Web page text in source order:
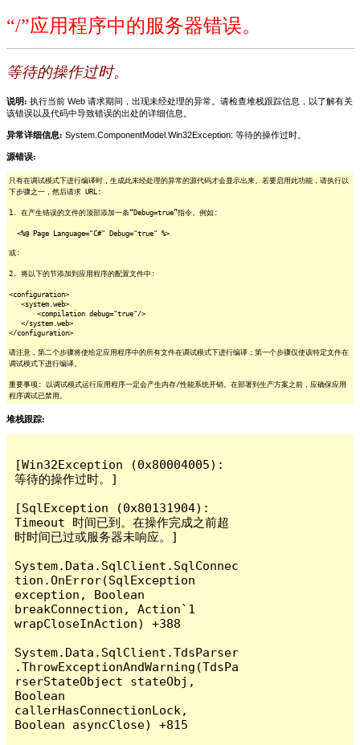
“/”应用程序中的服务器错误。
等待的操作过时。
说明: 执行当前 Web 请求期间，出现未经处理的异常。请检查堆栈跟踪信息，以了解有关
该错误以及代码中导致错误的出处的详细信息。
异常详细信息: System.ComponentModel.Win32Exception: 等待的操作过时。
源错误:
只有在调试模式下进行编译时，生成此未经处理的异常的源代码才会显示出来。若要启用此功能，请执行以
下步骤之一，然后请求 URL:
1. 在产生错误的文件的顶部添加一条“Debug=true”指令。例如:
<%@ Page Language="C#" Debug="true" %>
或:
2. 将以下的节添加到应用程序的配置文件中:
<configuration>
<system.web>
<compilation debug="true"/>
</system.web>
</configuration>
请注意，第二个步骤将使给定应用程序中的所有文件在调试模式下进行编译；第一个步骤仅使该特定文件在
调试模式下进行编译。
重要事项: 以调试模式运行应用程序一定会产生内存/性能系统开销。在部署到生产方案之前，应确保应用
程序调试已禁用。
堆栈跟踪:
[Win32Exception (0x80004005):
等待的操作过时。]
[SqlException (0x80131904):
Timeout 时间已到。在操作完成之前超
时时间已过或服务器未响应。]
System.Data.SqlClient.SqlConnec
tion.OnError(SqlException
exception, Boolean
breakConnection, Action`1
wrapCloseInAction) +388
System.Data.SqlClient.TdsParser
.ThrowExceptionAndWarning(TdsPa
rserStateObject stateObj,
Boolean
callerHasConnectionLock,
Boolean asyncClose) +815